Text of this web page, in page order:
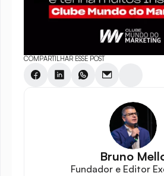
COMPARTILHAR ESSE POST
Bruno
Fundador e Editor